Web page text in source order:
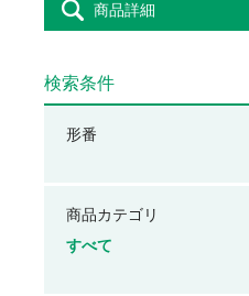
商品詳細
検索条件
形番
商品カテゴリ
すべて